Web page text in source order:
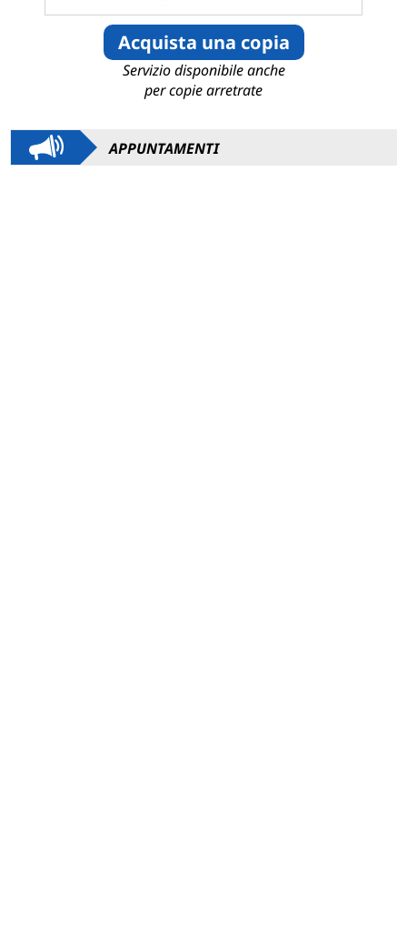
Acquista una copia
Servizio disponibile anche
per copie arretrate
APPUNTAMENTI